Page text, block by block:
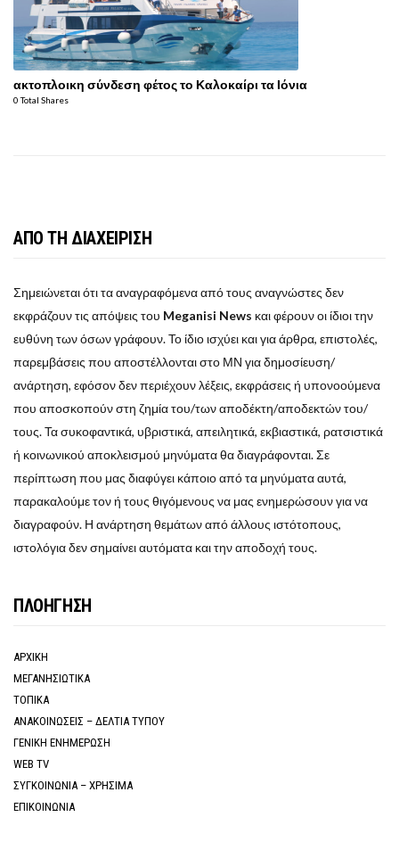
ακτοπλοικη σύνδεση φέτος το Καλοκαίρι τα Ιόνια
0 Total Shares
ΑΠΟ ΤΗ ΔΙΑΧΕΙΡΙΣΗ
Σημειώνεται ότι τα αναγραφόμενα από τους αναγνώστες δεν
εκφράζουν τις απόψεις του Meganisi News και φέρουν οι ίδιοι την
ευθύνη των όσων γράφουν. Το ίδιο ισχύει και για άρθρα, επιστολές,
παρεμβάσεις που αποστέλλονται στο ΜΝ για δημοσίευση/
ανάρτηση, εφόσον δεν περιέχουν λέξεις, εκφράσεις ή υπονοούμενα
που αποσκοπούν στη ζημία του/των αποδέκτη/αποδεκτών του/
τους. Τα συκοφαντικά, υβριστικά, απειλητικά, εκβιαστικά, ρατσιστικά
ή κοινωνικού αποκλεισμού μηνύματα θα διαγράφονται. Σε
περίπτωση που μας διαφύγει κάποιο από τα μηνύματα αυτά,
παρακαλούμε τον ή τους θιγόμενους να μας ενημερώσουν για να
διαγραφούν. Η ανάρτηση θεμάτων από άλλους ιστότοπους,
ιστολόγια δεν σημαίνει αυτόματα και την αποδοχή τους.
ΠΛΟΗΓΗΣΗ
ΑΡΧΙΚΗ
ΜΕΓΑΝΗΣΙΩΤΙΚΑ
ΤΟΠΙΚΑ
ΑΝΑΚΟΙΝΩΣΕΙΣ – ΔΕΛΤΙΑ ΤΥΠΟΥ
ΓΕΝΙΚΗ ΕΝΗΜΕΡΩΣΗ
WEB TV
ΣΥΓΚΟΙΝΩΝΙΑ – ΧΡΗΣΙΜΑ
ΕΠΙΚΟΙΝΩΝΙΑ